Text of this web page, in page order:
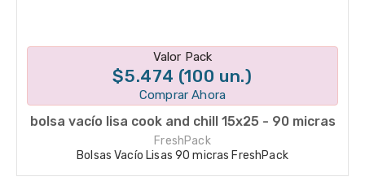
Disponible en 1 variantes
Valor Pack
$5.474 (100 un.)
Comprar Ahora
bolsa vacío lisa cook and chill 15x25 - 90 micras
FreshPack
Bolsas Vacío Lisas 90 micras FreshPack